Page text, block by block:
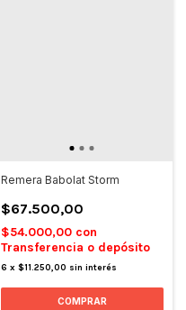
Remera Babolat Storm
$67.500,00
$54.000,00 con
Transferencia o depósito
6 x $11.250,00 sin interés
COMPRAR